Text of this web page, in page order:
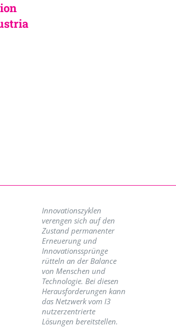
Innovationszyklen
verengen sich auf den
Zustand permanenter
Erneuerung und
Innovationssprünge
rütteln an der Balance
von Menschen und
Technologie. Bei diesen
Herausforderungen kann
das Netzwerk vom I3
nutzerzentrierte
Lösungen bereitstellen.